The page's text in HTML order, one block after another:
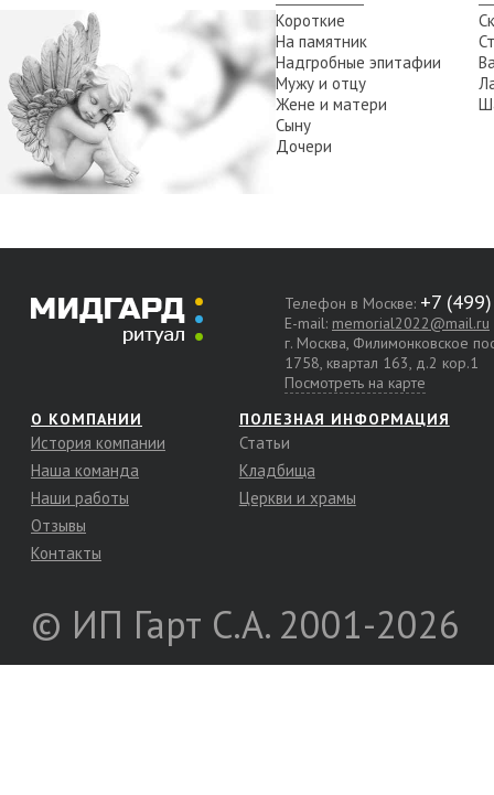
Короткие
На памятник
Надгробные эпитафии
Мужу и отцу
Жене и матери
Сыну
Дочери
Телефон в Москве:
E-mail: memorial2022@mail.ru
г. Москва, Филимонковское
1758, квартал 163, д.2 кор.1
Посмотреть на карте
О КОМПАНИИ
История компании
Наша команда
Наши работы
Отзывы
Контакты
ПОЛЕЗНАЯ ИНФОРМАЦИЯ
Статьи
Кладбища
Церкви и храмы
© ИП Гарт С.А. 2001-2026